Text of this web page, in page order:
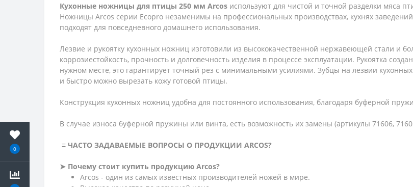
0
Кухонные ножницы для птицы 250 мм Arcos используют для чистой и точной разделки мяса
Ножницы Arcos серии Ecopro незаменимы на профессиональных производствах, кухнях
подходят для повседневного домашнего использования.
Лезвие и рукоятку кухонных ножниц изготовили из высококачественной нержавеющей стали и
коррозиестойкость, прочность и долговечность изделия в процессе эксплуатации. Рукоятка
нужном месте, это гарантирует точный рез с минимальными усилиями. Зубцы на лезвии
и быстро можно вырезать кожу готовой птицы.
Конструкция кухонных ножниц удобна для постоянного использования, благодаря буферной
В случае износа буферной пружины или винта, есть возможность их замены (артикулы 71606,
≡ ЧАСТО ЗАДАВАЕМЫЕ ВОПРОСЫ О ПРОДУКЦИИ ARCOS?
➤ Почему стоит купить продукцию Arcos?
Arcos - один из самых известных производителей ножей в мире.